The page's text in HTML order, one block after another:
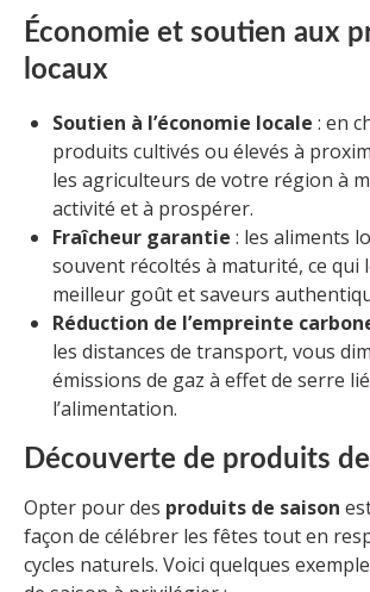
Économie et soutien aux
locaux
Soutien à l’économie locale : en
produits cultivés ou élevés à
les agriculteurs de votre région à
activité et à prospérer.
Fraîcheur garantie : les aliments
souvent récoltés à maturité, ce qui
meilleur goût et saveurs
Réduction de l’empreinte
les distances de transport, vous
émissions de gaz à effet de serre
l’alimentation.
Découverte de produits
Opter pour des produits de saison
façon de célébrer les fêtes tout en
cycles naturels. Voici quelques